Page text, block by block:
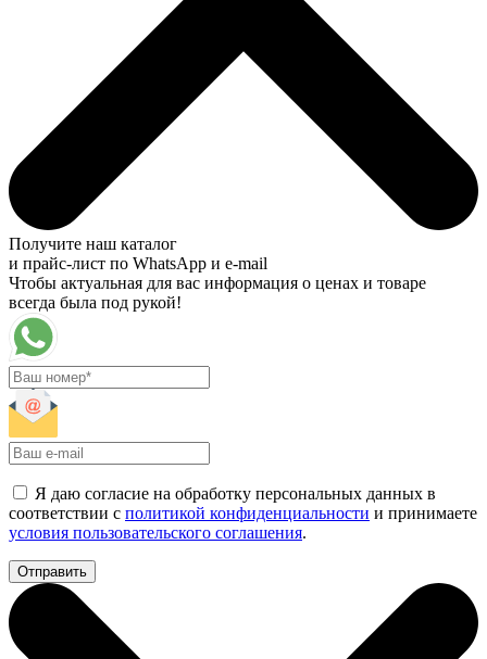
Получите наш каталог
и прайс-лист по WhatsApp и e-mail
Чтобы актуальная для вас информация о ценах и товаре
всегда была под рукой!
Я даю согласие на обработку персональных данных в
соответствии с политикой конфиденциальности и принимаете
условия пользовательского соглашения.